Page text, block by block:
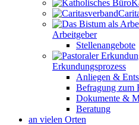
Arbeitgeber
Stellenangebote
Erkundungsprozess
Anliegen &
Befragung zum
Dokumente &
Beratung
an vielen Orten